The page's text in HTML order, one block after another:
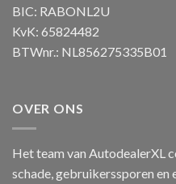
BIC: RABONL2U
KvK: 65824482
BTWnr.: NL856275335B01
OVER ONS
Het team van AutodealerXL
schade, gebruikerssporen en